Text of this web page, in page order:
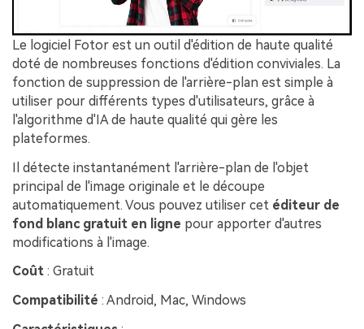
Le logiciel Fotor est un outil d'édition de haute qualité
doté de nombreuses fonctions d'édition conviviales. La
fonction de suppression de l'arrière-plan est simple à
utiliser pour différents types d'utilisateurs, grâce à
l'algorithme d'IA de haute qualité qui gère les
plateformes.
Il détecte instantanément l'arrière-plan de l'objet
principal de l'image originale et le découpe
automatiquement. Vous pouvez utiliser cet éditeur de
fond blanc gratuit en ligne pour apporter d'autres
modifications à l'image.
Coût : Gratuit
Compatibilité : Android, Mac, Windows